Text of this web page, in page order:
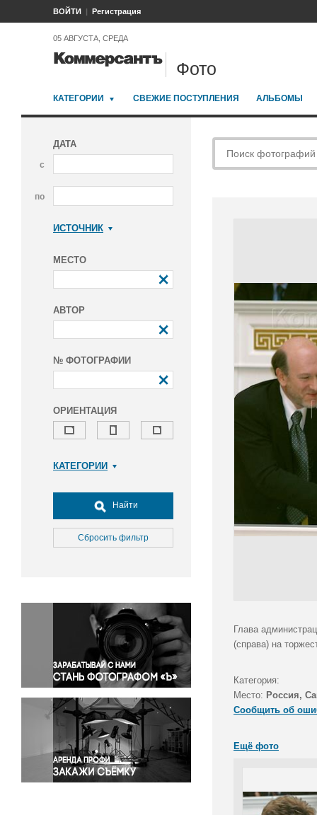
ВОЙТИ Регистрация
05 АВГУСТА, СРЕДА
Фото
КАТЕГОРИИ СВЕЖИЕ ПОСТУПЛЕНИЯ АЛЬБОМЫ
ДАТА
с
по
ИСТОЧНИК
МЕСТО
АВТОР
№ ФОТОГРАФИИ
ОРИЕНТАЦИЯ
КАТЕГОРИИ
Досуг, туризм и отдых
Культура
Медицина
Окружающая среда
Политика
Правосудие
Происшествия и конфликты
Религия
Светская жизнь
Спорт
Экология
Экономика и бизнес
Найти
Сбросить фильтр
Глава
(справа) на
Категория:
Место: Россия,
Сообщить об
Ещё фото